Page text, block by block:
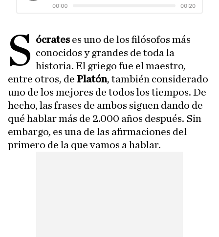
S ócrates es uno de los filósofos más
conocidos y grandes de toda la
historia. El griego fue el maestro,
entre otros, de Platón, también considerado
uno de los mejores de todos los tiempos. De
hecho, las frases de ambos siguen dando de
qué hablar más de 2.000 años después. Sin
embargo, es una de las afirmaciones del
primero de la que vamos a hablar.